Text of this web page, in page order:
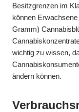
Besitzgrenzen im
können
Gramm)
wichtig zu wissen,
ändern können.